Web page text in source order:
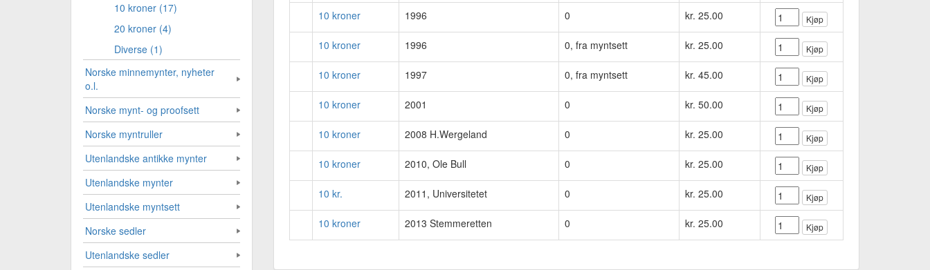
10 kroner (17)
20 kroner (4)
Diverse (1)
Norske minnemynter, nyheter
o.l.
Norske mynt- og proofsett
Norske myntruller
Utenlandske antikke mynter
Utenlandske mynter
Utenlandske myntsett
Norske sedler
Utenlandske sedler
10 kroner 1996 0 kr. 25.00 Kjøp
10 kroner 1996 0, fra myntsett kr. 25.00 Kjøp
10 kroner 1997 0, fra myntsett kr. 45.00 Kjøp
10 kroner 2001 0 kr. 50.00 Kjøp
10 kroner 2008 H.Wergeland 0 kr. 25.00 Kjøp
10 kroner 2010, Ole Bull 0 kr. 25.00 Kjøp
10 kr. 2011, Universitetet 0 kr. 25.00 Kjøp
10 kroner 2013 Stemmeretten 0 kr. 25.00 Kjøp